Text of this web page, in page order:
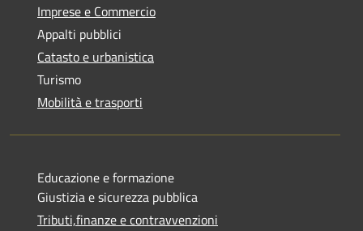
Imprese e Commercio
Appalti pubblici
Catasto e urbanistica
Turismo
Mobilità e trasporti
Educazione e formazione
Giustizia e sicurezza pubblica
Tributi,finanze e contravvenzioni